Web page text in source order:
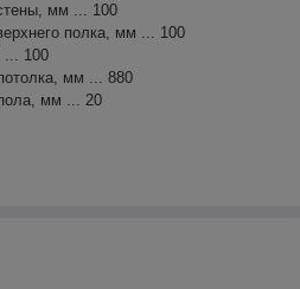
мм ... 100
полка, мм ... 100
... 100
мм ... 880
мм ... 20